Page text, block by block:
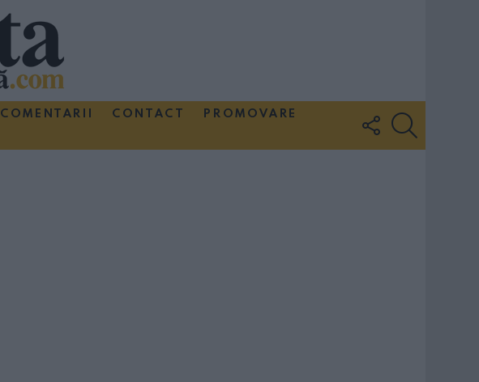
COMENTARII CONTACT
PROMOVARE
FOLLOW
US